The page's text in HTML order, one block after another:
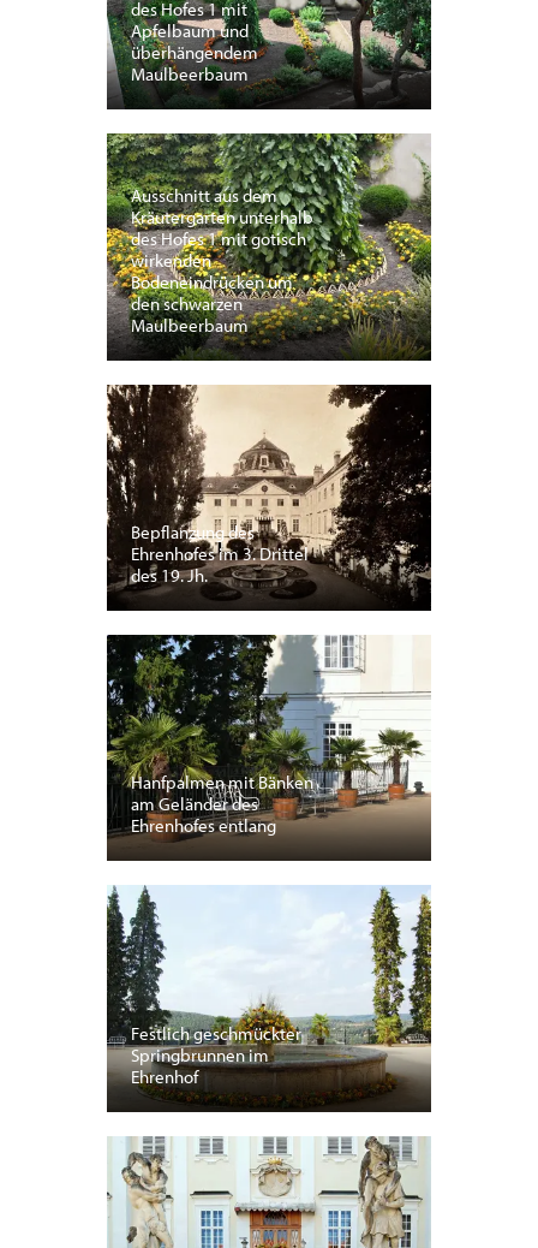
des Hofes 1 mit
Apfelbaum und
überhängendem
Maulbeerbaum
Ausschnitt aus dem
Kräutergarten unterhalb
des Hofes 1 mit gotisch
wirkenden
Bodeneindrücken um
den schwarzen
Maulbeerbaum
Bepflanzung des
Ehrenhofes im 3. Drittel
des 19. Jh.
Hanfpalmen mit Bänken
am Geländer des
Ehrenhofes entlang
Festlich geschmückter
Springbrunnen im
Ehrenhof